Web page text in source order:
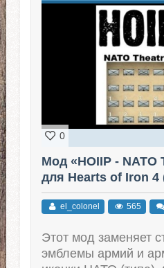
0
Мод «HOIIP - NATO
для Hearts of Iron 4
el_colonel 565
Этот мод заменяет
эмблемы армий и